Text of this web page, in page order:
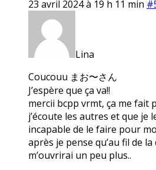
23 avril 2024 à 19 h 11 min
Lina
Coucouu まお〜さん
J’espère que ça va!!
mercii bcpp vrmt, ça me fait
j’écoute les autres et que je
incapable de le faire pour
après je pense qu’au fil de
m’ouvrirai un peu plus..